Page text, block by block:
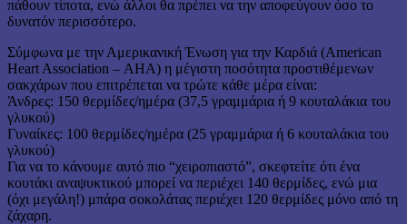
πάθουν τίποτα, ενώ άλλοι θα πρέπει να την αποφεύγουν όσο το
δυνατόν περισσότερο.
Σύμφωνα με την Αμερικανική Ένωση για την Καρδιά (American
Heart Association – ΑΗΑ) η μέγιστη ποσότητα προστιθέμενων
σακχάρων που επιτρέπεται να τρώτε κάθε μέρα είναι:
Άνδρες: 150 θερμίδες/ημέρα (37,5 γραμμάρια ή 9 κουταλάκια του
γλυκού)
Γυναίκες: 100 θερμίδες/ημέρα (25 γραμμάρια ή 6 κουταλάκια του
γλυκού)
Για να το κάνουμε αυτό πιο “χειροπιαστό”, σκεφτείτε ότι ένα
κουτάκι αναψυκτικού μπορεί να περιέχει 140 θερμίδες, ενώ μια
(όχι μεγάλη!) μπάρα σοκολάτας περιέχει 120 θερμίδες μόνο από τη
ζάχαρη.